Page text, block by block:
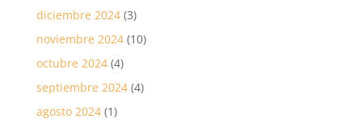
diciembre 2024(3)
noviembre 2024(10)
octubre 2024(4)
septiembre 2024(4)
agosto 2024(1)